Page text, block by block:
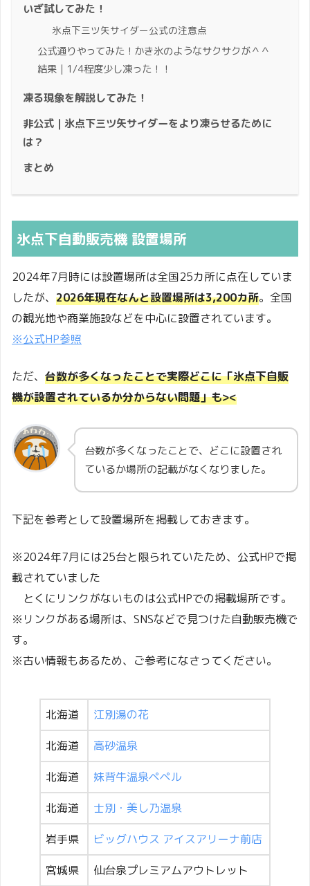
いざ試してみた！
氷点下三ツ矢サイダー公式の注意点
公式通りやってみた！かき氷のようなサクサクが＾＾
結果｜1/4程度少し凍った！！
凍る現象を解説してみた！
非公式｜氷点下三ツ矢サイダーをより凍らせるために
は？
まとめ
氷点下自動販売機 設置場所
2024年7月時には設置場所は全国25カ所に点在していま
したが、 2026年現在なんと設置場所は3,200カ所。全国
の観光地や商業施設などを中心に設置されています。
※公式HP参照
ただ、 台数が多くなったことで実際どこに「氷点下自販
機が設置されているか分からない問題」も><
台数が多くなったことで、どこに設置され
ているか場所の記載がなくなりました。
下記を参考として設置場所を掲載しておきます。
※2024年7月には25台と限られていたため、公式HPで掲
載されていました
とくにリンクがないものは公式HPでの掲載場所です。
※リンクがある場所は、SNSなどで見つけた自動販売機で
す。
※古い情報もあるため、ご参考になさってください。
北海道 江別湯の花
北海道 高砂温泉
北海道 妹背牛温泉ペペル
北海道 士別・美し乃温泉
岩手県 ビッグハウス アイスアリーナ前店
宮城県 仙台泉プレミアムアウトレット